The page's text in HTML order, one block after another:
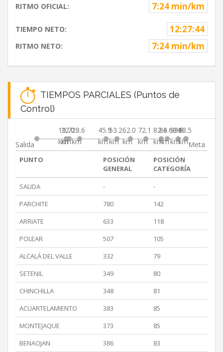
RITMO OFICIAL: 7:24 min/km
TIEMPO NETO: 12:27:44
RITMO NETO: 7:24 min/km
TIEMPOS PARCIALES (Puntos de
Control)
Salida
19.7
km
22.0
km
28.6
km
45.9
km
53.2
km
62.0
km
72.1
km
82.4
km
86.684
km
93.8
km
98.5
kmMeta
PUNTO
POSICIÓN
GENERAL
POSICIÓN
CATEGORÍA
SALIDA
-
-
PARCHITE
780
142
ARRIATE
633
118
POLEAR
507
105
ALCALÁ DEL VALLE
332
79
SETENIL
349
80
CHINCHILLA
348
81
ACUARTELAMIENTO
383
85
MONTEJAQUE
373
85
BENAOJAN
386 83